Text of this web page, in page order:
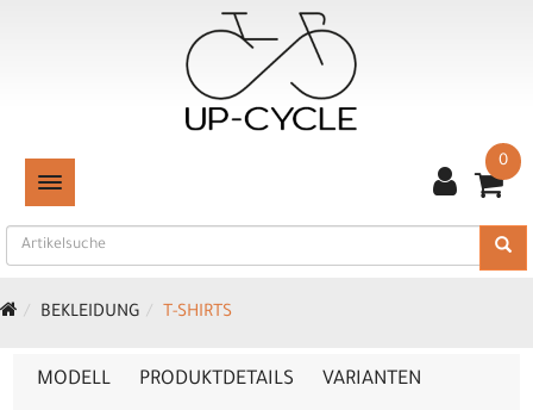
TOGGLE NAVIGATION
0
BEKLEIDUNG T-SHIRTS
MODELL PRODUKTDETAILS VARIANTEN